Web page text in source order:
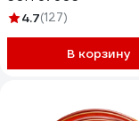
4.7(127)
В корзину